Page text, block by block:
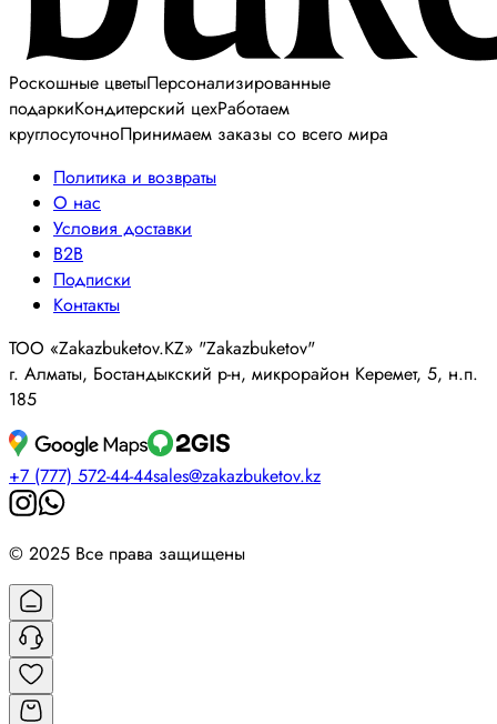
Роскошные цветыПерсонализированные
подаркиКондитерский цехРаботаем
круглосуточноПринимаем заказы со всего мира
Политика и возвраты
О нас
Условия доставки
B2B
Подписки
Контакты
ТОО «Zakazbuketov.KZ» "Zakazbuketov"
г. Алматы, Бостандыкский р-н, микрорайон Керемет, 5, н.п.
185
+7 (777) 572-44-44sales@zakazbuketov.kz
© 2025 Все права защищены